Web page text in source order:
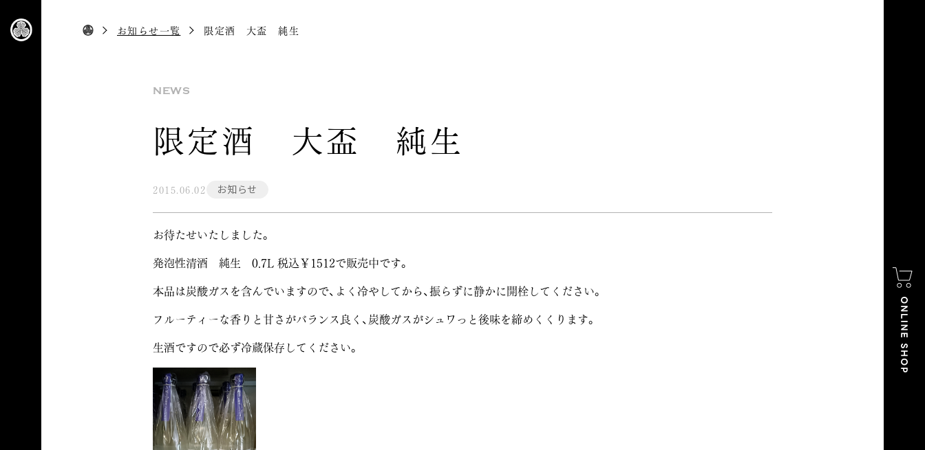
お知らせ一覧 限定酒 大盃 純生
NEWS
限定酒 大盃 純生
2015.06.02 お知らせ
お待たせいたしました。
発泡性清酒 純生 0.7L 税込￥1512で販売中です。
本品は炭酸ガスを含んでいますので、よく冷やしてから、振らずに静かに開栓してください。
フルーティーな香りと甘さがバランス良く、炭酸ガスがシュワっと後味を締めくくります。
生酒ですので必ず冷蔵保存してください。